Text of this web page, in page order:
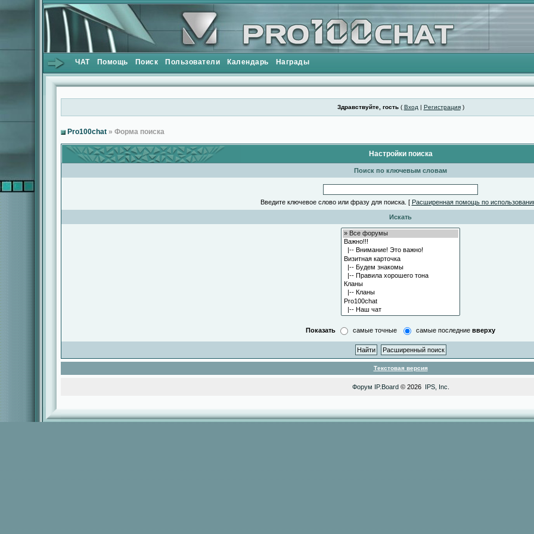
ЧАТ Помощь Поиск Пользователи Календарь Награды
Здравствуйте, гость( Вход | Регистрация)
Pro100chat » Форма поиска
Настройки поиска
Поиск по ключевым словам
Введите ключевое слово или фразу для поиска. [ Расширенная помощь по
Искать
Показать самые точные самые последние вверху
Текстовая версия
Форум IP.Board© 2026 IPS, Inc